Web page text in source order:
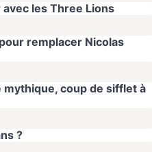
les Three Lions
remplacer Nicolas
coup de sifflet à
?